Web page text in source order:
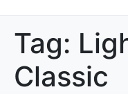
Tag:
Classic